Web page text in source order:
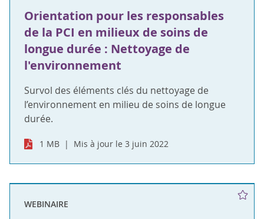
Orientation pour les responsables
de la PCI en milieux de soins de
longue durée : Nettoyage de
l'environnement
Survol des éléments clés du nettoyage de
l’environnement en milieu de soins de longue
durée.
1 MB Mis à jour le 3 juin 2022
WEBINAIRE